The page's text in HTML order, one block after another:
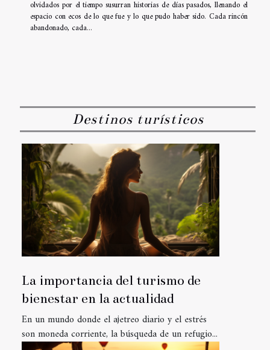
olvidados por el tiempo susurran historias de días pasados, llenando el
espacio con ecos de lo que fue y lo que pudo haber sido. Cada rincón
abandonado, cada...
Destinos turísticos
La importancia del turismo de
bienestar en la actualidad
En un mundo donde el ajetreo diario y el estrés
son moneda corriente, la búsqueda de un refugio...